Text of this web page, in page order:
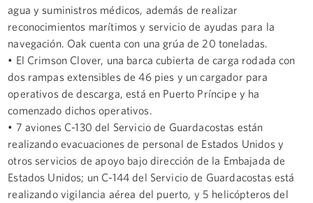
agua y suministros médicos, además de realizar
reconocimientos marítimos y servicio de ayudas para la
navegación. Oak cuenta con una grúa de 20 toneladas.
• El Crimson Clover, una barca cubierta de carga rodada con
dos rampas extensibles de 46 pies y un cargador para
operativos de descarga, está en Puerto Príncipe y ha
comenzado dichos operativos.
• 7 aviones C-130 del Servicio de Guardacostas están
realizando evacuaciones de personal de Estados Unidos y
otros servicios de apoyo bajo dirección de la Embajada de
Estados Unidos; un C-144 del Servicio de Guardacostas está
realizando vigilancia aérea del puerto, y 5 helicópteros del